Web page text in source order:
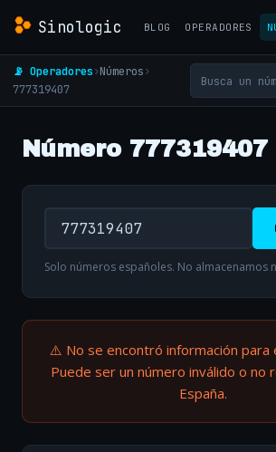
Sinologic BLOG OPERADORES
📡 Operadores›Números›
777319407
Número 777319407
Solo números españoles. No almacenamos
⚠️ No se encontró información para
Puede ser un número inválido o no
España.